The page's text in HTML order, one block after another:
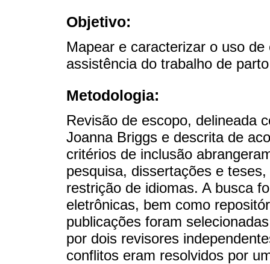
Objetivo:
Mapear e caracterizar o uso
assistência do trabalho de
Metodologia:
Revisão de escopo, delineada
Joanna Briggs e descrita de
critérios de inclusão
pesquisa, dissertações e
restrição de idiomas. A busca
eletrônicas, bem como
publicações foram
por dois revisores
conflitos eram resolvidos por